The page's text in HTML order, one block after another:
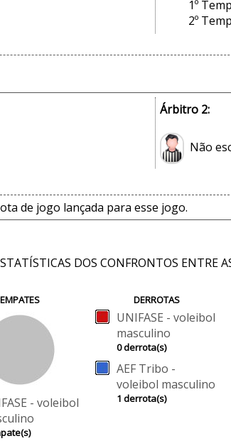
1º
2º
Árbitro 2:
Não
de jogo lançada para esse jogo.
DOS CONFRONTOS ENTRE
EMPATES
- voleibol
DERROTAS
UNIFASE - voleibol
masculino
0 derrota(s)
AEF Tribo -
voleibol masculino
1 derrota(s)